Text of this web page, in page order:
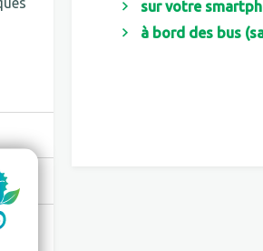
sur votre
à bord des bus